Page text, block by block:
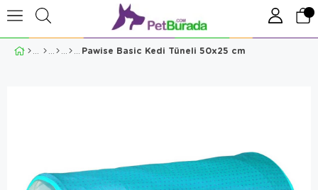
Pawise Basic Kedi Tüneli 50x25 cm